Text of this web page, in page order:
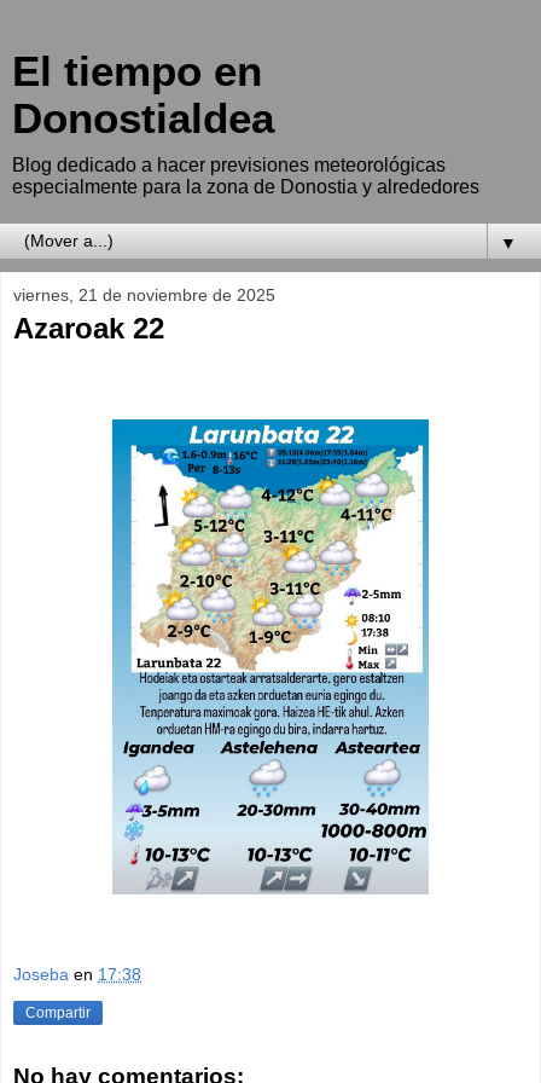
El tiempo en
Donostialdea
Blog dedicado a hacer previsiones meteorológicas
especialmente para la zona de Donostia y alrededores
▼
viernes, 21 de noviembre de 2025
Azaroak 22
Joseba en 17:38
Compartir
No hay comentarios: